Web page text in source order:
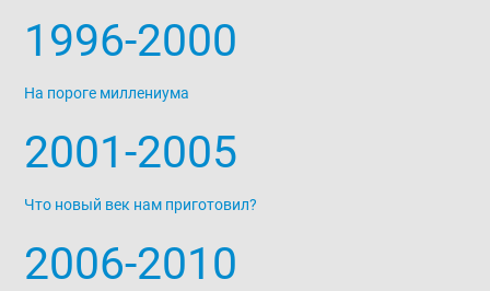
1996-2000
На пороге миллениума
2001-2005
Что новый век нам приготовил?
2006-2010